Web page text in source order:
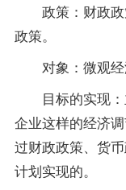
政策 ：财政
政策。
对象：微观经
目标的实现：
企业这样的经济
过财政政策、货
计划实现的。